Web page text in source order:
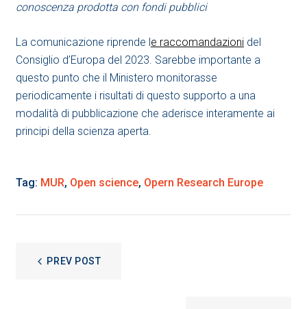
conoscenza prodotta con fondi pubblici
La comunicazione riprende le raccomandazionidel
Consiglio d’Europa del 2023. Sarebbe importante a
questo punto che il Ministero monitorasse
periodicamente i risultati di questo supporto a una
modalità di pubblicazione che aderisce interamente ai
principi della scienza aperta.
Tag: MUR, Open science, Opern Research Europe
ARTICOLI
PREV POST